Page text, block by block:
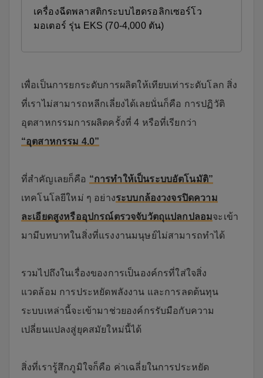
เครื่องฉีดพลาสติกระบบไฮดรอลิกเซอร์โว
มอเตอร์ รุ่น EKS (70-4,000 ตัน)
เพื่อเป็นการยกระดับการผลิตให้เทียบเท่าระดับโลก สิ่ง
ที่เราไม่สามารถหลีกเลี่ยงได้เลยนั่นก็คือ การปฏิวัติ
อุตสาหกรรมการผลิตครั้งที่ 4 หรือที่เรียกว่า
“อุตสาหกรรม 4.0”
ที่สำคัญเลยก็คือ “การทำให้เป็นระบบอัตโนมัติ”
เทคโนโลยีใหม่ ๆ อย่างระบบกล้องวงจรปิดความ
ละเอียดสูงหรืออุปกรณ์ตรวจจับวัตถุแปลกปลอมจะเข้า
มามีบทบาทในสิ่งที่แรงงานมนุษย์ไม่สามารถทำได้
รวมไปถึงในเรื่องของการเป็นองค์กรที่ใส่ใจสิ่ง
แวดล้อม การประหยัดพลังงาน และการลดต้นทุน
ระบบเหล่านี้จะเข้ามาช่วยองค์กรรับมือกับความ
เปลี่ยนแปลงสู่ยุคสมัยใหม่นี้ได้
สิ่งที่เรารู้สึกภูมิใจก็คือ ค่าเฉลี่ยในการประหยัด